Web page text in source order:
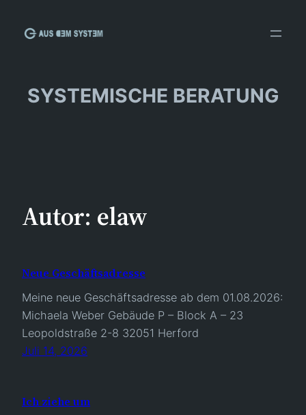
Inhalt
SYSTEMISCHE BERATUNG
Autor: elaw
Neue Geschäftsadresse
Meine neue Geschäftsadresse ab dem 01.08.2026:
Michaela Weber Gebäude P – Block A – 23
Leopoldstraße 2-8 32051 Herford
Juli 14, 2026
Ich ziehe um